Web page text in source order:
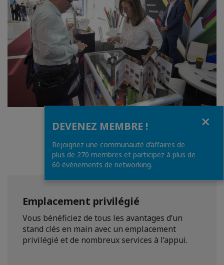
1 / 4
Emplacement privilégié
Vous bénéficiez de tous les avantages d’un
stand clés en main avec un emplacement
privilégié et de nombreux services à l’appui.
DEVENEZ MEMBRE !
Rejoignez une communauté d’affaires de
plus de 270 membres et participez à plus de
60 évènements de networking.